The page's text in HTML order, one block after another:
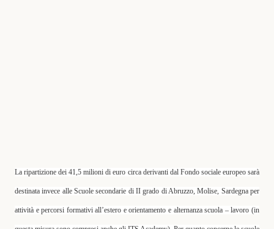
La ripartizione dei41,5 milioni di euro circa derivanti dal Fondo sociale europeo sarà
destinata invece alle Scuole secondarie di II grado di Abruzzo, Molise, Sardegna per
attività e percorsi formativi all’estero e orientamento e alternanza scuola – lavoro (in